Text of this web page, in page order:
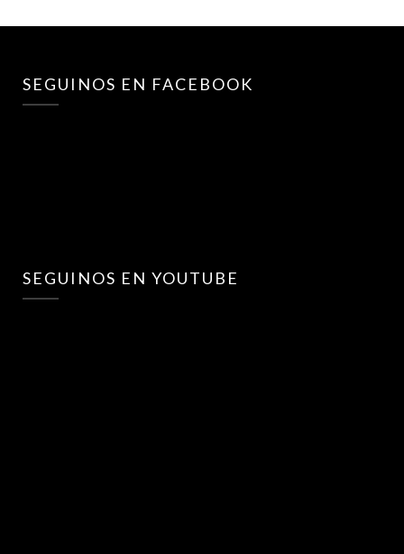
SEGUINOS EN FACEBOOK
SEGUINOS EN YOUTUBE